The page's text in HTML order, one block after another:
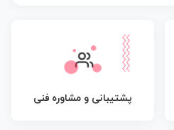
پشتیبانی و مشاوره فنی